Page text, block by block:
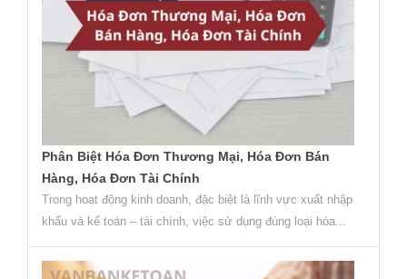
Phân Biệt Hóa Đơn Thương Mại, Hóa Đơn Bán
Hàng, Hóa Đơn Tài Chính
Trong hoạt động kinh doanh, đặc biệt là lĩnh vực xuất nhập
khẩu và kế toán – tài chính, việc sử dụng đúng loại hóa...